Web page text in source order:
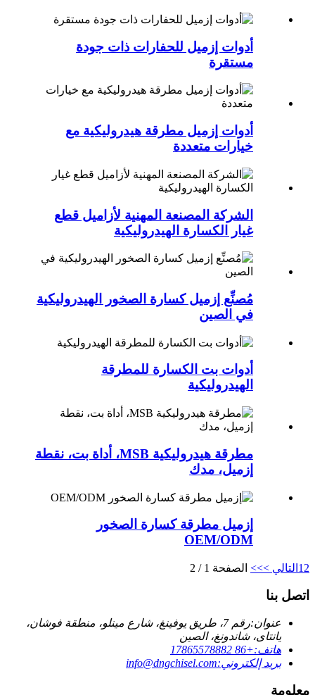
أدوات إزميل للحفارات ذات جودة
مستقرة
أدوات إزميل مطرقة هيدروليكية مع
خيارات متعددة
الشركة المصنعة المهنية لأزاميل قطع
غيار الكسارة الهيدروليكية
مُصنِّع إزميل كسارة الصخور الهيدروليكية
في الصين
أدوات بت الكسارة للمطرقة
الهيدروليكية
مطرقة هيدروليكية MSB، أداة بت، نقطة
إزميل، مدك
إزميل مطرقة كسارة الصخور
OEM/ODM
1 2 التالي >>> الصفحة 1 / 2
اتصل بنا
عنوان:
رقم 7، طريق يوفينغ، شارع مينلو، منطقة فوشان،
يانتاى، شاندونغ، الصين
هاتف:+86 17865578882
بريد إلكتروني:info@dngchisel.com
معلومة